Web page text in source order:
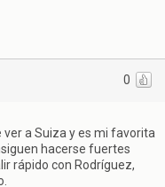
0
a Suiza y es mi favorita
hacerse fuertes
rápido con Rodríguez,